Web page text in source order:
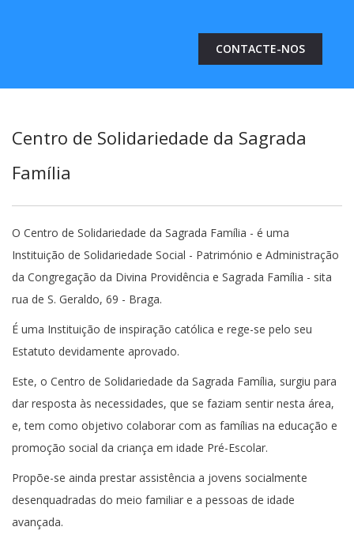
CONTACTE-NOS
Centro de Solidariedade da Sagrada
Família
O Centro de Solidariedade da Sagrada Família - é uma
Instituição de Solidariedade Social - Património e Administração
da Congregação da Divina Providência e Sagrada Família - sita
rua de S. Geraldo, 69 - Braga.
É uma Instituição de inspiração católica e rege-se pelo seu
Estatuto devidamente aprovado.
Este, o Centro de Solidariedade da Sagrada Família, surgiu para
dar resposta às necessidades, que se faziam sentir nesta área,
e, tem como objetivo colaborar com as famílias na educação e
promoção social da criança em idade Pré-Escolar.
Propõe-se ainda prestar assistência a jovens socialmente
desenquadradas do meio familiar e a pessoas de idade
avançada.